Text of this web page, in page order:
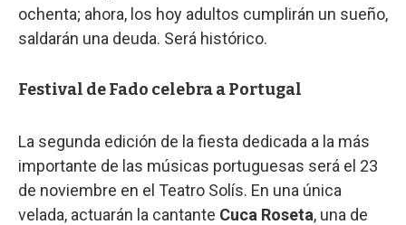
ochenta; ahora, los hoy adultos cumplirán un sueño,
saldarán una deuda. Será histórico.
Festival de Fado celebra a Portugal
La segunda edición de la fiesta dedicada a la más
importante de las músicas portuguesas será el 23
de noviembre en el Teatro Solís. En una única
velada, actuarán la cantante Cuca Roseta, una de